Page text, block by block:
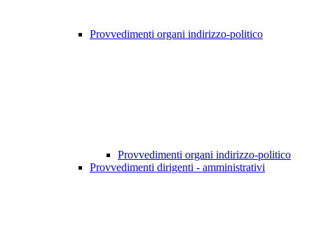
Provvedimenti organi indirizzo-politico
Provvedimenti organi indirizzo-politico
Provvedimenti dirigenti - amministrativi